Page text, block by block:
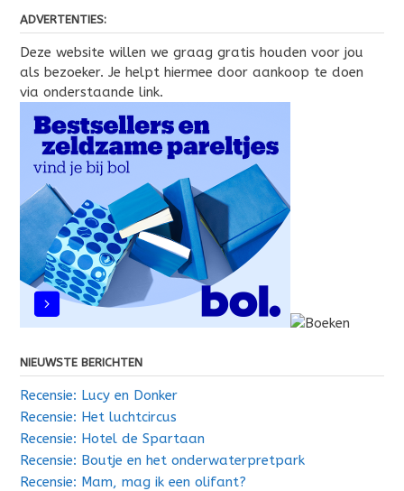
ADVERTENTIES:
Deze website willen we graag gratis houden voor jou
als bezoeker. Je helpt hiermee door aankoop te doen
via onderstaande link.
NIEUWSTE BERICHTEN
Recensie: Lucy en Donker
Recensie: Het luchtcircus
Recensie: Hotel de Spartaan
Recensie: Boutje en het onderwaterpretpark
Recensie: Mam, mag ik een olifant?